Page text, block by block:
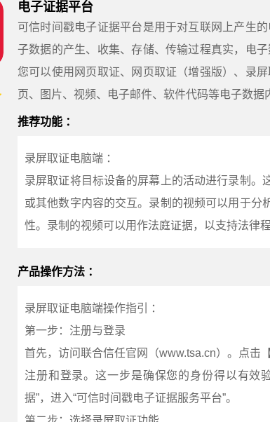
电子证据平台
可信时间戳电子证据平台是用于对互联网上产生
子数据的产生、收集、存储、传输过程真实，电
您可以使用网页取证、网页取证（增强版）、录
页、图片、视频、电子邮件、软件代码等电子数据
推荐功能 ：
录屏取证电脑端 ：
录屏取证将目标设备的屏幕上的活动进行录制。
或其他数字内容的交互。录制的视频可以用于分
性。录制的视频可以用作法庭证据，以支持法律
产品操作方法 ：
录屏取证电脑端操作指引 ：
第一步：注册与登录
首先，访问联合信任官网（www.tsa.cn）。点击
注册和登录。这一步是确保您的身份得以有效
据”，进入“可信时间戳电子证据服务平台”。